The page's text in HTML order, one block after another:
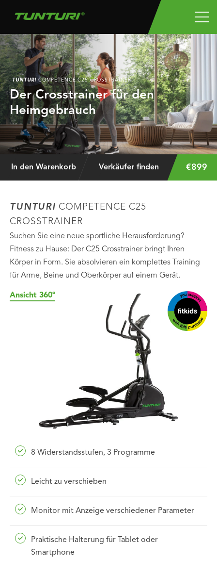
TUNTURI COMPETENCE C25 CROSSTRAINER
Der Crosstrainer für den
Heimgebrauch
In den Warenkorb Verkäufer finden €899
TUNTURI COMPETENCE C25
CROSSTRAINER
Suchen Sie eine neue sportliche Herausforderung?
Fitness zu Hause: Der C25 Crosstrainer bringt Ihren
Körper in Form. Sie absolvieren ein komplettes Training
für Arme, Beine und Oberkörper auf einem Gerät.
Ansicht 360º
8 Widerstandsstufen, 3 Programme
Leicht zu verschieben
Monitor mit Anzeige verschiedener Parameter
Praktische Halterung für Tablet oder
Smartphone